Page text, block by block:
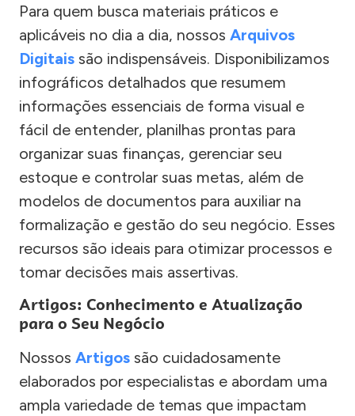
Para quem busca materiais práticos e
aplicáveis no dia a dia, nossos Arquivos
Digitais são indispensáveis. Disponibilizamos
infográficos detalhados que resumem
informações essenciais de forma visual e
fácil de entender, planilhas prontas para
organizar suas finanças, gerenciar seu
estoque e controlar suas metas, além de
modelos de documentos para auxiliar na
formalização e gestão do seu negócio. Esses
recursos são ideais para otimizar processos e
tomar decisões mais assertivas.
Artigos: Conhecimento e Atualização
para o Seu Negócio
Nossos Artigos são cuidadosamente
elaborados por especialistas e abordam uma
ampla variedade de temas que impactam